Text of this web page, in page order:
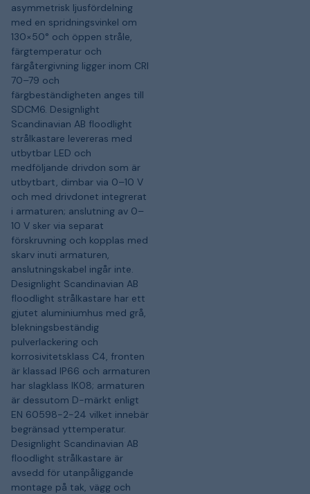
asymmetrisk ljusfördelning
med en spridningsvinkel om
130×50° och öppen stråle,
färgtemperatur och
färgåtergivning ligger inom CRI
70–79 och
färgbeständigheten anges till
SDCM6. Designlight
Scandinavian AB floodlight
strålkastare levereras med
utbytbar LED och
medföljande drivdon som är
utbytbart, dimbar via 0–10 V
och med drivdonet integrerat
i armaturen; anslutning av 0–
10 V sker via separat
förskruvning och kopplas med
skarv inuti armaturen,
anslutningskabel ingår inte.
Designlight Scandinavian AB
floodlight strålkastare har ett
gjutet aluminiumhus med grå,
blekningsbeständig
pulverlackering och
korrosivitetsklass C4, fronten
är klassad IP66 och armaturen
har slagklass IK08; armaturen
är dessutom D-märkt enligt
EN 60598-2-24 vilket innebär
begränsad yttemperatur.
Designlight Scandinavian AB
floodlight strålkastare är
avsedd för utanpåliggande
montage på tak, vägg och